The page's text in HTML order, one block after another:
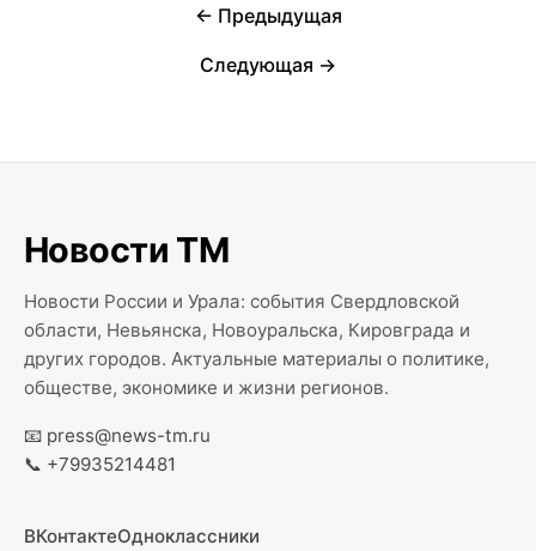
← Предыдущая
Следующая →
Новости ТМ
Новости России и Урала: события Свердловской
области, Невьянска, Новоуральска, Кировграда и
других городов. Актуальные материалы о политике,
обществе, экономике и жизни регионов.
📧 press@news-tm.ru
📞 +79935214481
ВКонтактеОдноклассники